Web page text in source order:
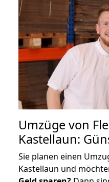
Umzüge von
Kastellaun:
Sie planen einen
Kastellaun und